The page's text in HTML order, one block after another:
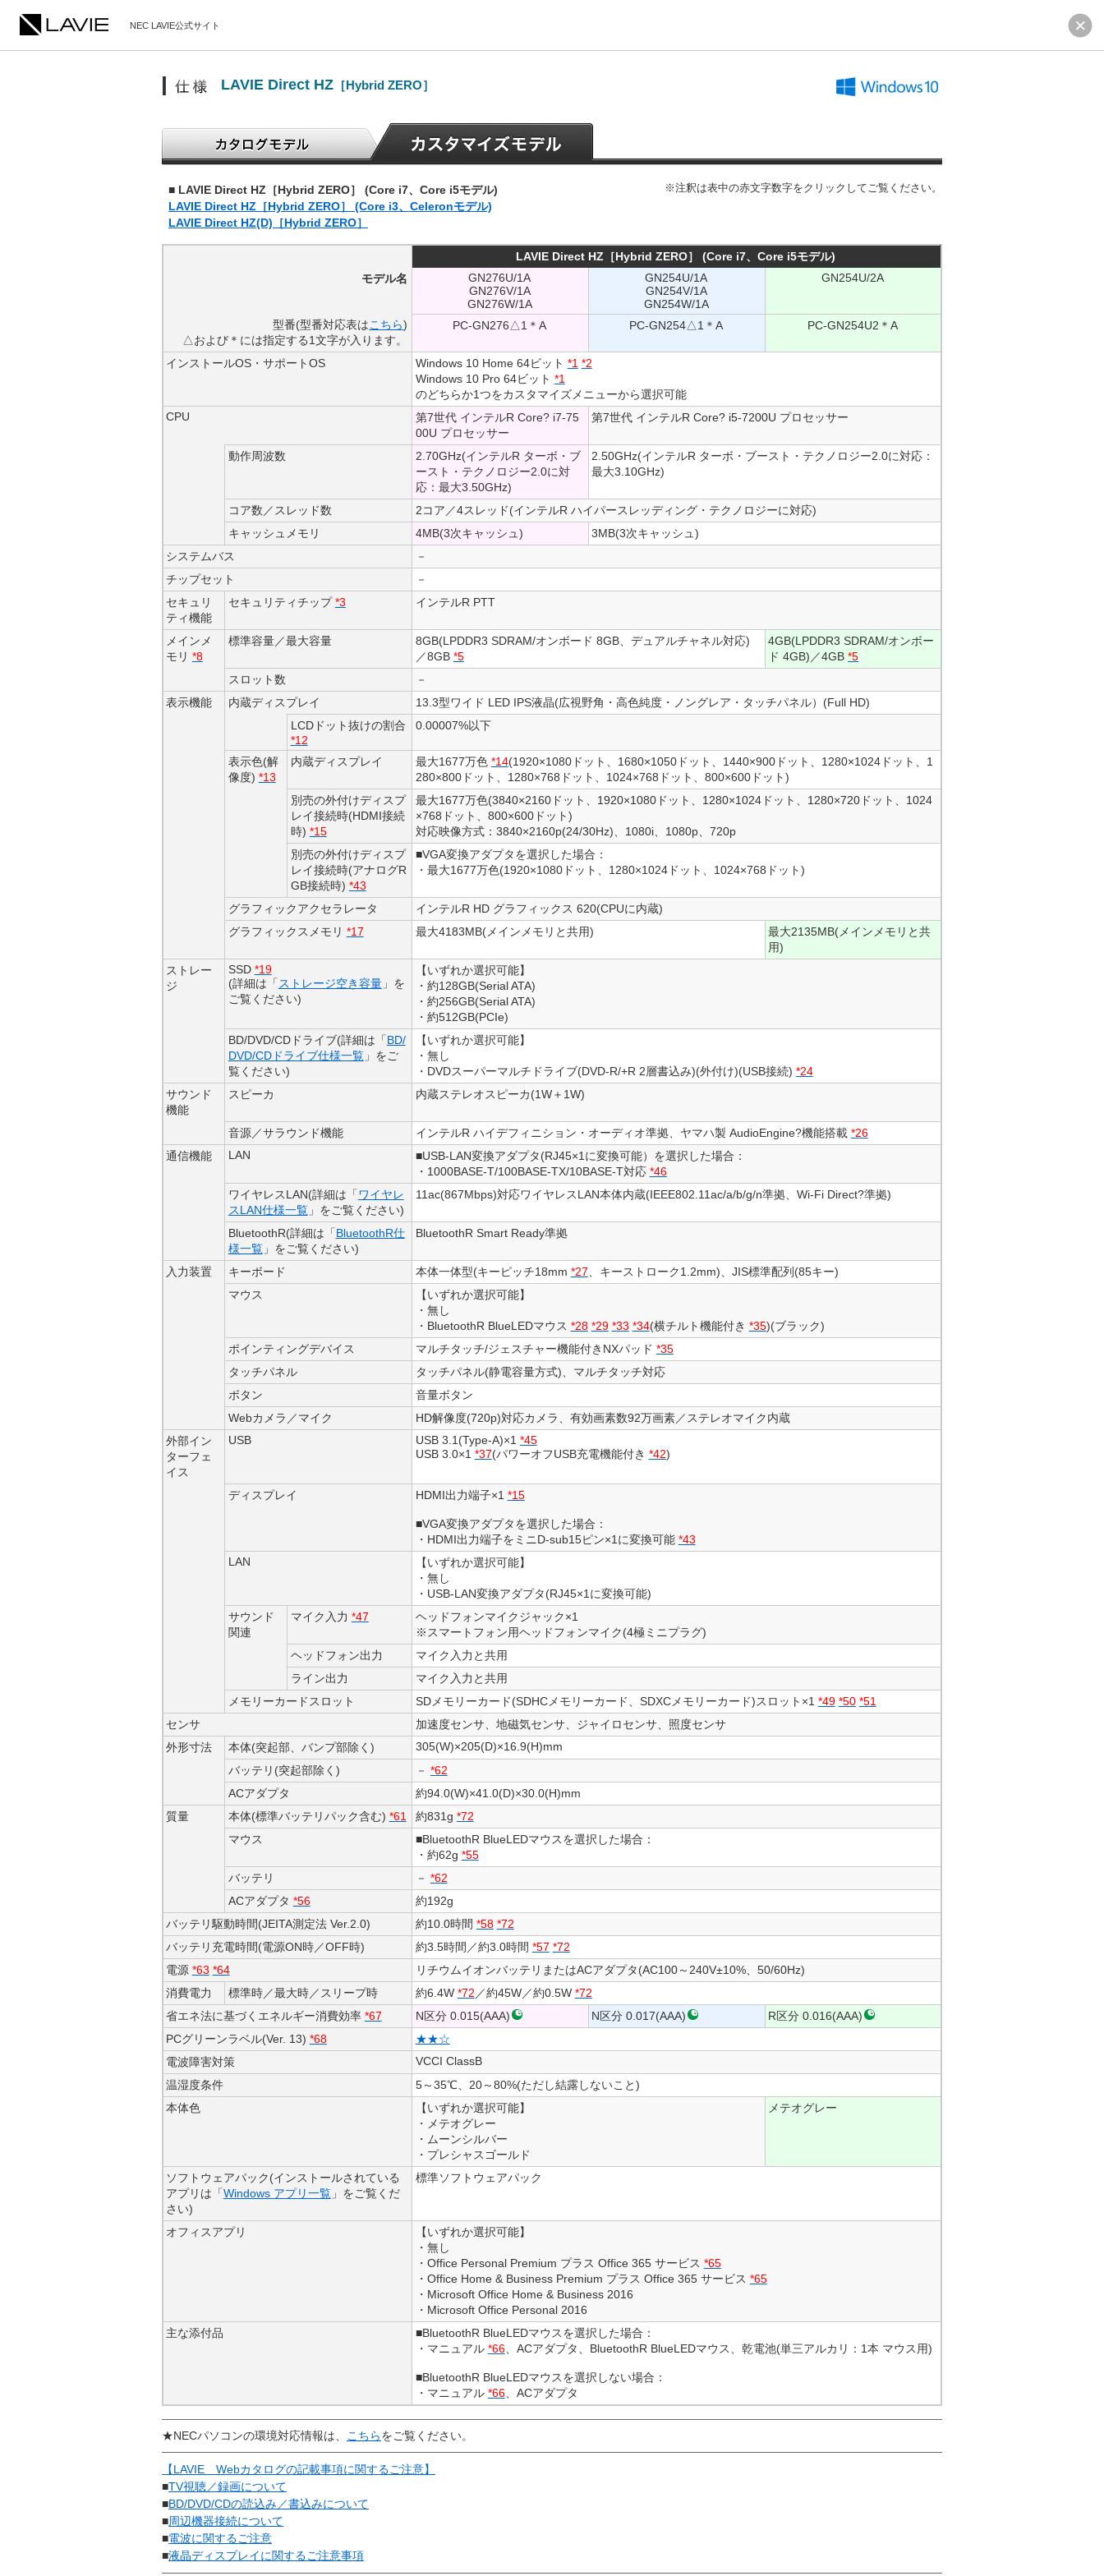
NEC LAVIE公式サイト
LAVIE Direct HZ ［Hybrid ZERO］
■ LAVIE Direct HZ［Hybrid ZERO］ (Core i7、Core i5モデル)
LAVIE Direct HZ［Hybrid ZERO］ (Core i3、Celeronモデル)
LAVIE Direct HZ(D)［Hybrid ZERO］
※注釈は表中の赤文字数字をクリックしてご覧ください。
LAVIE Direct HZ［Hybrid ZERO］ (Core i7、Core i5モデル)
モデル名
GN276U/1A
GN276V/1A
GN276W/1A
GN254U/1A
GN254V/1A
GN254W/1A
GN254U/2A
型番(型番対応表はこちら)
△および＊には指定する1文字が入ります。
PC-GN276△1＊A PC-GN254△1＊A PC-GN254U2＊A
インストールOS・サポートOS Windows 10 Home 64ビット *1 *2
Windows 10 Pro 64ビット *1
のどちらか1つをカスタマイズメニューから選択可能
CPU
第7世代 インテルR Core? i7-75
00U プロセッサー
第7世代 インテルR Core? i5-7200U プロセッサー
動作周波数
2.70GHz(インテルR ターボ・ブ
ースト・テクノロジー2.0に対
応：最大3.50GHz)
2.50GHz(インテルR ターボ・ブースト・テクノロジー2.0に対応：
最大3.10GHz)
コア数／スレッド数
2コア／4スレッド(インテルR ハイパースレッディング・テクノロジーに対応)
キャッシュメモリ
4MB(3次キャッシュ)
3MB(3次キャッシュ)
システムバス
－
チップセット
－
セキュリ
ティ機能
セキュリティチップ*3 インテルR PTT
メインメ
モリ *8
標準容量／最大容量
8GB(LPDDR3 SDRAM/オンボード 8GB、デュアルチャネル対応)
／8GB *5
4GB(LPDDR3 SDRAM/オンボー
ド 4GB)／4GB*5
スロット数
－
表示機能
内蔵ディスプレイ
13.3型ワイド LED IPS液晶(広視野角・高色純度・ノングレア・タッチパネル）(Full HD)
LCDドット抜けの割合
*12
0.00007%以下
表示色(解
像度) *13
内蔵ディスプレイ 最大1677万色 *14(1920×1080ドット、1680×1050ドット、1440×900ドット、1280×1024ドット、1
280×800ドット、1280×768ドット、1024×768ドット、800×600ドット)
別売の外付けディスプ
レイ接続時(HDMI接続
時) *15
最大1677万色(3840×2160ドット、1920×1080ドット、1280×1024ドット、1280×720ドット、1024
×768ドット、800×600ドット)
対応映像方式：3840×2160p(24/30Hz)、1080i、1080p、720p
別売の外付けディスプ
レイ接続時(アナログR
GB接続時) *43
■VGA変換アダプタを選択した場合：
・最大1677万色(1920×1080ドット、1280×1024ドット、1024×768ドット)
グラフィックアクセラレータ
インテルR HD グラフィックス 620(CPUに内蔵)
グラフィックスメモリ *17 最大4183MB(メインメモリと共用)
最大2135MB(メインメモリと共
用)
ストレー
ジ
SSD *19
(詳細は「 ストレージ空き容量」を
ご覧ください)
【いずれか選択可能】
・約128GB(Serial ATA)
・約256GB(Serial ATA)
・約512GB(PCIe)
BD/DVD/CDドライブ(詳細は「BD/
DVD/CDドライブ仕様一覧」をご
覧ください)
【いずれか選択可能】
・無し
・DVDスーパーマルチドライブ(DVD-R/+R 2層書込み)(外付け)(USB接続) *24
サウンド
機能
スピーカ 内蔵ステレオスピーカ(1W＋1W)
音源／サラウンド機能 インテルR ハイデフィニション・オーディオ準拠、ヤマハ製 AudioEngine?機能搭載 *26
通信機能
LAN
■USB-LAN変換アダプタ(RJ45×1に変換可能）を選択した場合：
・1000BASE-T/100BASE-TX/10BASE-T対応 *46
ワイヤレスLAN(詳細は「ワイヤレ
スLAN仕様一覧」をご覧ください)
11ac(867Mbps)対応ワイヤレスLAN本体内蔵(IEEE802.11ac/a/b/g/n準拠、Wi-Fi Direct?準拠)
BluetoothR(詳細は「BluetoothR仕
様一覧」をご覧ください)
BluetoothR Smart Ready準拠
入力装置 キーボード 本体一体型(キーピッチ18mm *27 、キーストローク1.2mm)、JIS標準配列(85キー)
マウス
【いずれか選択可能】
・無し
・BluetoothR BlueLEDマウス *28 *29 *33 *34(横チルト機能付き *35)(ブラック)
ポインティングデバイス
マルチタッチ/ジェスチャー機能付きNXパッド *35
タッチパネル
タッチパネル(静電容量方式)、マルチタッチ対応
ボタン
音量ボタン
Webカメラ／マイク
HD解像度(720p)対応カメラ、有効画素数92万画素／ステレオマイク内蔵
外部イン
ターフェ
イス
USB USB 3.1(Type-A)×1 *45
USB 3.0×1 *37(パワーオフUSB充電機能付き *42)
ディスプレイ HDMI出力端子×1 *15
■VGA変換アダプタを選択した場合：
・HDMI出力端子をミニD-sub15ピン×1に変換可能 *43
LAN
【いずれか選択可能】
・無し
・USB-LAN変換アダプタ(RJ45×1に変換可能)
サウンド
関連
マイク入力 *47
ヘッドフォンマイクジャック×1
※スマートフォン用ヘッドフォンマイク(4極ミニプラグ)
ヘッドフォン出力
マイク入力と共用
ライン出力
マイク入力と共用
メモリーカードスロット
SDメモリーカード(SDHCメモリーカード、SDXCメモリーカード)スロット×1 *49 *50 *51
センサ
加速度センサ、地磁気センサ、ジャイロセンサ、照度センサ
外形寸法
本体(突起部、バンプ部除く)
305(W)×205(D)×16.9(H)mm
バッテリ(突起部除く)
－ *62
ACアダプタ
約94.0(W)×41.0(D)×30.0(H)mm
質量
本体(標準バッテリパック含む) *61 約831g *72
マウス
■BluetoothR BlueLEDマウスを選択した場合：
・約62g *55
バッテリ
－ *62
ACアダプタ *56
約192g
バッテリ駆動時間(JEITA測定法 Ver.2.0)
約10.0時間 *58 *72
バッテリ充電時間(電源ON時／OFF時)
約3.5時間／約3.0時間 *57 *72
電源 *63 *64
リチウムイオンバッテリまたはACアダプタ(AC100～240V±10%、50/60Hz)
消費電力
標準時／最大時／スリープ時 約6.4W *72 ／約45W／約0.5W *72
省エネ法に基づくエネルギー消費効率 *67 N区分 0.015(AAA) N区分 0.017(AAA)
R区分 0.016(AAA)
PCグリーンラベル(Ver. 13) *68
★★☆
電波障害対策
VCCI ClassB
温湿度条件
5～35℃、20～80%(ただし結露しないこと)
本体色
【いずれか選択可能】
・メテオグレー
・ムーンシルバー
・プレシャスゴールド
メテオグレー
ソフトウェアパック(インストールされている
アプリは「Windows アプリ一覧」をご覧くだ
さい)
標準ソフトウェアパック
オフィスアプリ
【いずれか選択可能】
・無し
・Office Personal Premium プラス Office 365 サービス *65
・Office Home & Business Premium プラス Office 365 サービス *65
・Microsoft Office Home & Business 2016
・Microsoft Office Personal 2016
主な添付品
■BluetoothR BlueLEDマウスを選択した場合：
・マニュアル *66、ACアダプタ、BluetoothR BlueLEDマウス、乾電池(単三アルカリ：1本 マウス用)
■BluetoothR BlueLEDマウスを選択しない場合：
・マニュアル *66、ACアダプタ
★NECパソコンの環境対応情報は、 こちらをご覧ください。
【LAVIE Webカタログの記載事項に関するご注意】
■TV視聴／録画について
■BD/DVD/CDの読込み／書込みについて
■周辺機器接続について
■電波に関するご注意
■液晶ディスプレイに関するご注意事項